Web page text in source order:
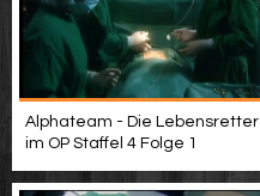
Alphateam - Die Lebensretter
im OP Staffel 4 Folge 1